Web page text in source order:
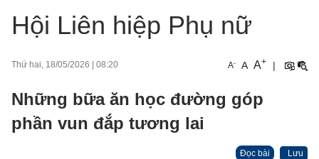
Hội Liên hiệp Phụ nữ
Thứ hai, 18/05/2026 08:20 A- A A+ |
Những bữa ăn học đường góp
phần vun đắp tương lai
Đọc bài Lưu